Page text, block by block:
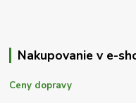
Nakupovanie v e-
Ceny dopravy